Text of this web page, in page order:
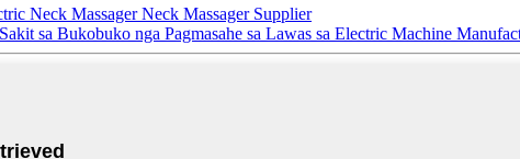
Neck Massager Neck Massager Supplier
sa Bukobuko nga Pagmasahe sa Lawas sa Electric Machine